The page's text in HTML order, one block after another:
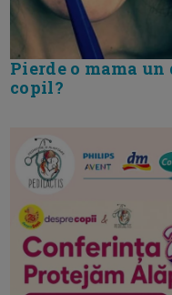
Pierde o mama
copil?